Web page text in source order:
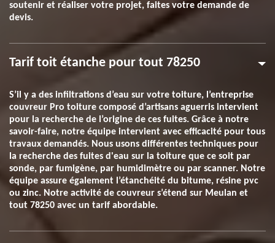
soutenir et réaliser votre projet, faites votre demande de
devis.
Tarif toit étanche pour tout 78250
S’il y a des infiltrations d’eau sur votre toiture, l’entreprise
couvreur Pro toiture composé d’artisans aguerris intervient
pour la recherche de l’origine de ces fuites. Grâce à notre
savoir-faire, notre équipe intervient avec efficacité pour tous
travaux demandés. Nous usons différentes techniques pour
la recherche des fuites d'eau sur la toiture que ce soit par
sonde, par fumigène, par humidimètre ou par scanner. Notre
équipe assure également l’étanchéité du bitume, résine pvc
ou zinc. Notre activité de couvreur s’étend sur Meulan et
tout 78250 avec un tarif abordable.